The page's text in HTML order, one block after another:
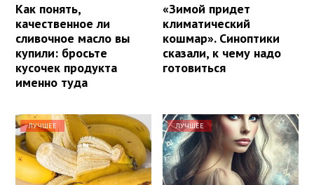
Как понять,
качественное ли
сливочное масло вы
купили: бросьте
кусочек продукта
именно туда
«Зимой придет
климатический
кошмар». Синоптики
сказали, к чему надо
готовиться
ЛУЧШЕЕ ЛУЧШЕЕ